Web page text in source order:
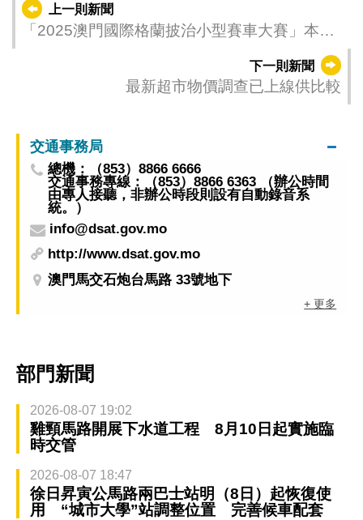
上一則新聞
「2025澳門國際格蘭披治小型賽車大賽」本周
下一則新聞
最新超市物價調查已上線供比較
交通事務局
總機：（853）8866 6666
交通事務專線：（853）8866 6363 （辦公時間
由專人接聽，非辦公時段則設有自動錄音系
統。）
info@dsat.gov.mo
http://www.dsat.gov.mo
澳門馬交石炮台馬路 33號地下
+ 更多
部門新聞
2026-08-07 19:02
雞頸馬路開展下水道工程 8月10日起實施臨
時交管
2026-08-07 18:47
徐日昇寅公馬路兩巴士站明（8日）起恢復使
用 “城市大學”站調整位置 完善候車配套